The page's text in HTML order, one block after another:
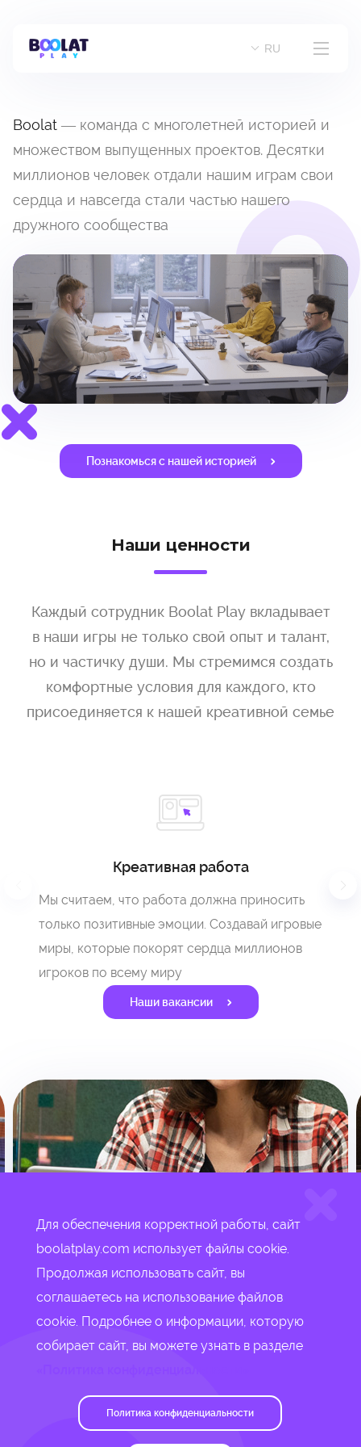
Карьера
Контакты
RU
Boolat — команда с многолетней историей и
множеством выпущенных проектов. Десятки
миллионов человек отдали нашим играм свои
сердца и навсегда стали частью нашего
дружного сообщества
Познакомься с нашей историей
Наши ценности
Каждый сотрудник Boolat Play вкладывает
в наши игры не только свой опыт и талант,
но и частичку души. Мы стремимся создать
комфортные условия для каждого, кто
присоединяется к нашей креативной семье
Креативная работа
Мы считаем, что работа должна приносить
только позитивные эмоции. Создавай игровые
миры, которые покорят сердца миллионов
игроков по всему миру
Наши вакансии
Конфиденциальность Контакты
Для обеспечения корректной работы, сайт
boolatplay.com использует файлы cookie.
Продолжая использовать сайт, вы
соглашаетесь на использование файлов
сookie. Подробнее о информации, которую
собирает сайт, вы можете узнать в разделе
Политика конфиденциальности